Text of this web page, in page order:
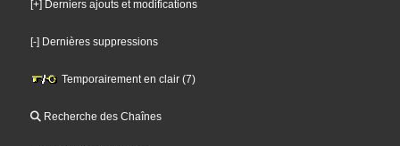
[+] Derniers ajouts et modifications
[-] Dernières suppressions
Temporairement en clair (7)
Recherche des Chaînes